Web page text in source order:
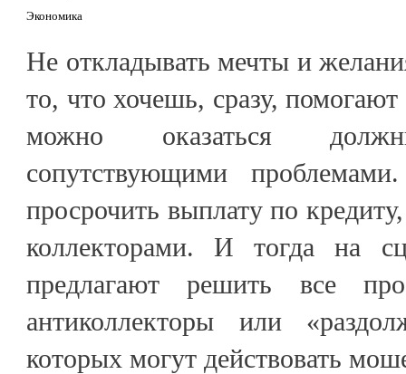
Экономика
Не откладывать мечты и
то, что хочешь, сразу,
можно оказаться
сопутствующими
просрочить выплату по
коллекторами. И тогда на
предлагают решить все
антиколлекторы или
которых могут действовать